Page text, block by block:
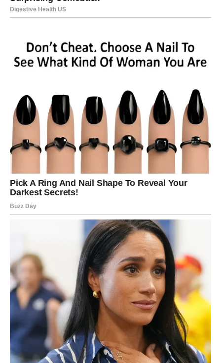
Moguće je da:
Partner prizna nešto što ste sanjali.
Bivša ljubav pokuša da objasni prošlost.
Vi sami shvatite da ste predugo trpeli.
Ovo je period emotivnog buđenja. Vi više ne možete da
ignorišete sopstvene potrebe. Ako ste davali više nego
što ste dobijali, sada to postaje očigledno. Ako ste čekali
nečije priznanje, ono može konačno doći.
Biće suza – ali suze nisu slabost. One su čišćenje.
Istina koju sada čujete može promeniti tok odnosa. Neki
Rakovi će zatvoriti jedno poglavlje zauvek. Drugi će,
nakon iskrenog razgovora, ući u stabilniju fazu veze.
Ali jedno je sigurno – više nema mesta za tišinu.